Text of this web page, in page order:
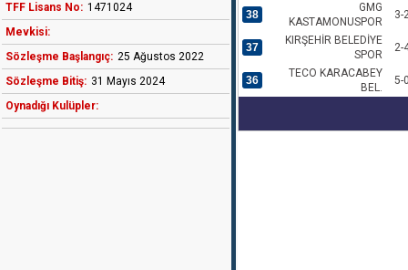
TFF Lisans No: 1471024
Mevkisi:
Sözleşme Başlangıç: 25 Ağustos 2022
Sözleşme Bitiş: 31 Mayıs 2024
Oynadığı Kulüpler:
38
GMG
KASTAMONUSPOR
3-
37
KIRŞEHİR BELEDİYE
SPOR
2-
36
TECO KARACABEY
BEL.
5-